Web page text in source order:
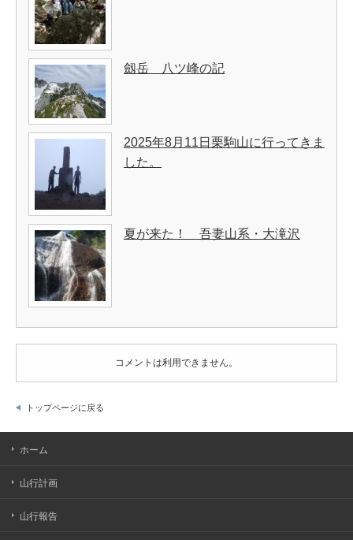
劔岳 八ツ峰の記
2025年8月11日栗駒山に行ってきま
した。
夏が来た！ 吾妻山系・大滝沢
コメントは利用できません。
トップページに戻る
ホーム
山行計画
山行報告